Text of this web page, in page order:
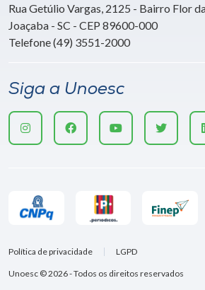
Rua Getúlio Vargas, 2125 - Bairro Flor
Joaçaba - SC - CEP 89600-000
Telefone (49) 3551-2000
Siga a Unoesc
Unoesc © 2026 - Todos os direitos reservados
Política de privacidade LGPD